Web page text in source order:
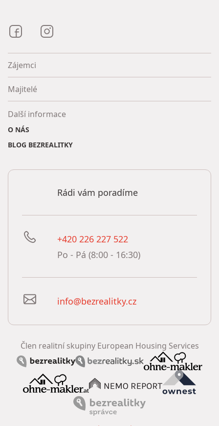
Bezrealitky na Facebooku
Zájemci
Majitelé
Další informace
O NÁS
BLOG BEZREALITKY
Rádi vám poradíme
+420 226 227 522
Po - Pá (8:00 - 16:30)
info@bezrealitky.cz
Člen realitní skupiny European Housing Services